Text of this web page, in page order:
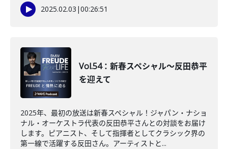
2025.02.03 |00:26:51
Vol.54：新春スペシャル〜反田恭平
を迎えて
2025年、最初の放送は新春スペシャル！ジャパン・ナショ
ナル・オーケストラ代表の反田恭平さんとの対談をお届け
します。ピアニスト、そして指揮者としてクラシック界の
第一線で活躍する反田さん。アーティストと...